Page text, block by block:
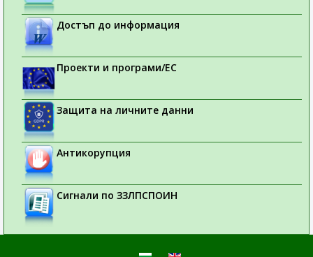
Достъп до информация
Проекти и програми/ЕС
Защита на личните данни
Антикорупция
Сигнали по ЗЗЛПСПОИН